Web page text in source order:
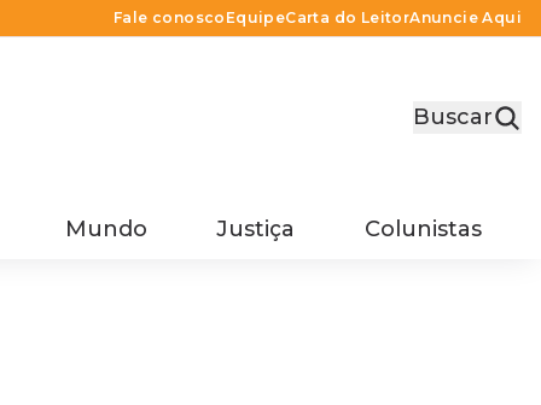
Fale conosco EquipeCarta do LeitorAnuncie Aqui
Buscar
Mundo Justiça Colunistas